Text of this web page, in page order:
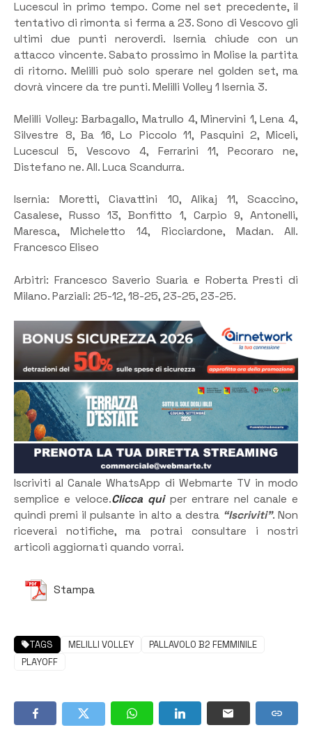
Lucescul in primo tempo. Come nel set precedente, il
tentativo di rimonta si ferma a 23. Sono di Vescovo gli
ultimi due punti neroverdi. Isernia chiude con un
attacco vincente. Sabato prossimo in Molise la partita
di ritorno. Melilli può solo sperare nel golden set, ma
dovrà vincere da tre punti. Melilli Volley 1 Isernia 3.
Melilli Volley: Barbagallo, Matrullo 4, Minervini 1, Lena 4,
Silvestre 8, Ba 16, Lo Piccolo 11, Pasquini 2, Miceli,
Lucescul 5, Vescovo 4, Ferrarini 11, Pecoraro ne,
Distefano ne. All. Luca Scandurra.
Isernia: Moretti, Ciavattini 10, Alikaj 11, Scaccino,
Casalese, Russo 13, Bonfitto 1, Carpio 9, Antonelli,
Maresca, Micheletto 14, Ricciardone, Madan. All.
Francesco Eliseo
Arbitri: Francesco Saverio Suaria e Roberta Presti di
Milano. Parziali: 25-12, 18-25, 23-25, 23-25.
Iscriviti al Canale WhatsApp di Webmarte TV in modo
semplice e veloce.Clicca quiper entrare nel canale e
quindi premi il pulsante in alto a destra “Iscriviti”. Non
riceverai notifiche, ma potrai consultare i nostri
articoli aggiornati quando vorrai.
Stampa
TAGS MELILLI VOLLEY
PALLAVOLO B2 FEMMINILE
PLAYOFF